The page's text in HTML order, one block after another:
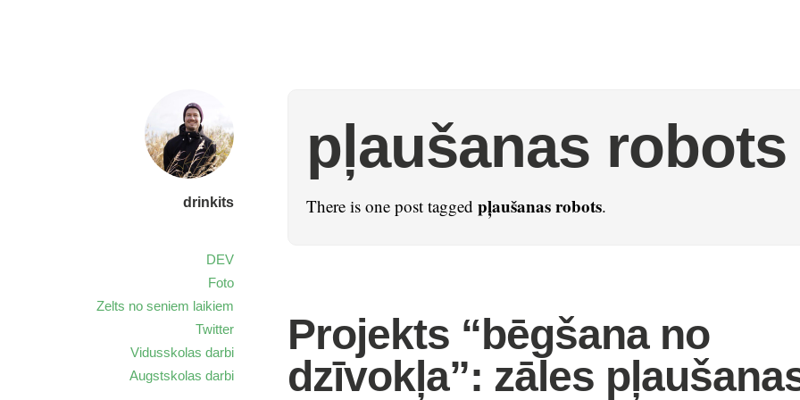
drinkits
DEV
Foto
Zelts no seniem laikiem
Twitter
Vidusskolas darbi
Augstskolas darbi
pļaušanas robots
There is one post tagged pļaušanas robots.
Projekts “bēgšana no
dzīvokļa”: zāles